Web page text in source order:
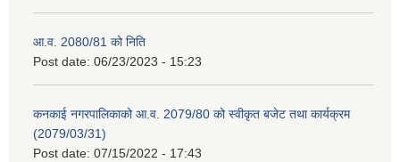
आ.व. 2080/81 को निति
Post date: 06/23/2023 - 15:23
कनकाई नगरपालिकाको आ.व. 2079/80 को स्वीकृत बजेट तथा कार्यक्रम
(2079/03/31)
Post date: 07/15/2022 - 17:43